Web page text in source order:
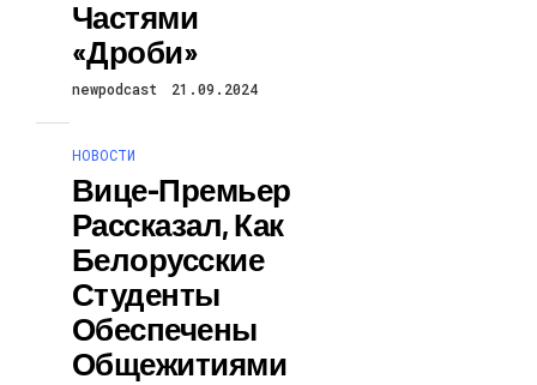
Частями
«Дроби»
newpodcast 21.09.2024
НОВОСТИ
Вице-Премьер
Рассказал, Как
Белорусские
Студенты
Обеспечены
Общежитиями